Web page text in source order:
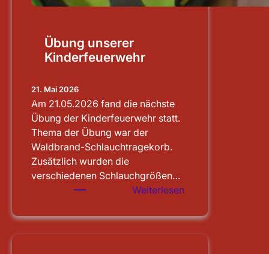
Übung unserer
Kinderfeuerwehr
21. Mai 2026
Am 21.05.2026 fand die nächste
Übung der Kinderfeuerwehr statt.
Thema der Übung war der
Waldbrand-Schlauchtragekorb.
Zusätzlich wurden die
verschiedenen Schlauchgrößen…
Weiterlesen
unserer